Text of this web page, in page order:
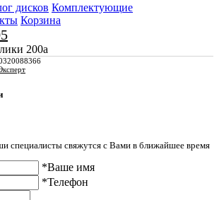
дисков Комплектующие
Корзина
200а
специалисты свяжутся с Вами в ближайшее время
*Ваше имя
*Телефон